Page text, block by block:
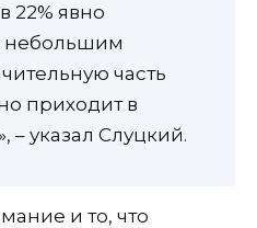
22% явно
небольшим
часть
приходит в
указал Слуцкий.
и то, что